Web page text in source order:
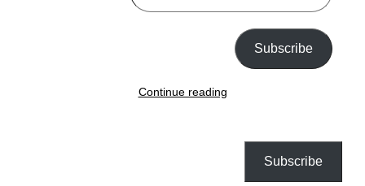
Subscribe
Continue reading
Subscribe